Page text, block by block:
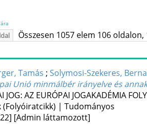
Összesen 1057 elem 106
Tamás ; Solymosi-Szekeres,
Unió minmálbér irányelve és
JOG: AZ EURÓPAI JOGAKADÉMIA
(Folyóiratcikk) | Tudományos
[Admin láttamozott]